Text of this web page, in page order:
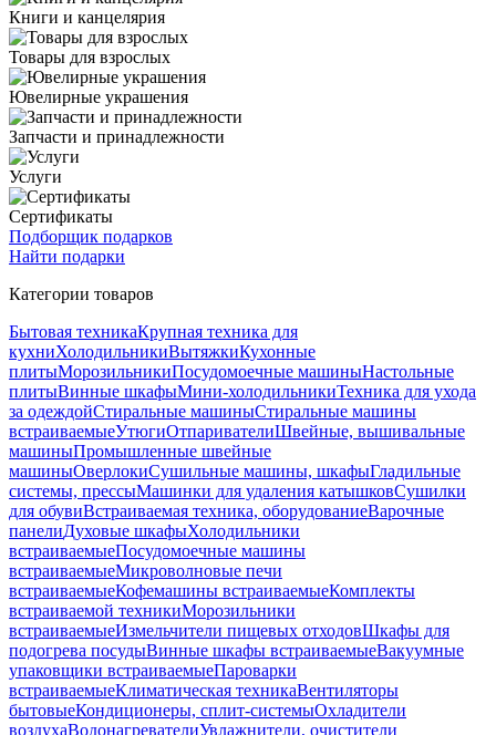
Книги и канцелярия
Товары для взрослых
Ювелирные украшения
Запчасти и принадлежности
Услуги
Сертификаты
Подборщик подарков
Найти подарки
Категории товаров
Бытовая техникаКрупная техника для
кухниХолодильникиВытяжкиКухонные
плитыМорозильникиПосудомоечные машиныНастольные
плитыВинные шкафыМини-холодильникиТехника для ухода
за одеждойСтиральные машиныСтиральные машины
встраиваемыеУтюгиОтпаривателиШвейные, вышивальные
машиныПромышленные швейные
машиныОверлокиСушильные машины, шкафыГладильные
системы, прессыМашинки для удаления катышковСушилки
для обувиВстраиваемая техника, оборудованиеВарочные
панелиДуховые шкафыХолодильники
встраиваемыеПосудомоечные машины
встраиваемыеМикроволновые печи
встраиваемыеКофемашины встраиваемыеКомплекты
встраиваемой техникиМорозильники
встраиваемыеИзмельчители пищевых отходовШкафы для
подогрева посудыВинные шкафы встраиваемыеВакуумные
упаковщики встраиваемыеПароварки
встраиваемыеКлиматическая техникаВентиляторы
бытовыеКондиционеры, сплит-системыОхладители
воздухаВодонагревателиУвлажнители, очистители